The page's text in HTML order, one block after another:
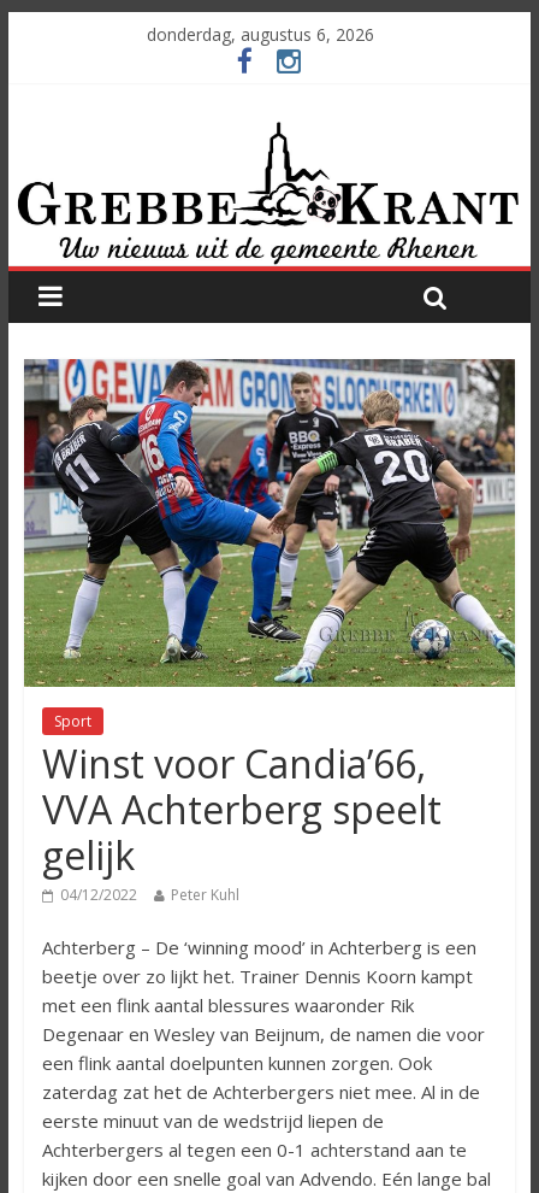
donderdag, augustus 6, 2026
Sport
Winst voor Candia’66,
VVA Achterberg speelt
gelijk
04/12/2022 Peter Kuhl
Achterberg – De ‘winning mood’ in Achterberg is een
beetje over zo lijkt het. Trainer Dennis Koorn kampt
met een flink aantal blessures waaronder Rik
Degenaar en Wesley van Beijnum, de namen die voor
een flink aantal doelpunten kunnen zorgen. Ook
zaterdag zat het de Achterbergers niet mee. Al in de
eerste minuut van de wedstrijd liepen de
Achterbergers al tegen een 0-1 achterstand aan te
kijken door een snelle goal van Advendo. Eén lange bal